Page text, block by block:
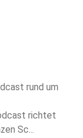
rund um
richtet
Sc...